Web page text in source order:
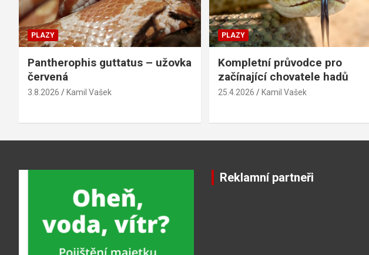
PLAZY
Pantherophis guttatus – užovka
červená
3.8.2026 Kamil Vašek
PLAZY
Kompletní průvodce pro
začínající chovatele hadů
25.4.2026 Kamil Vašek
Reklamní partneři